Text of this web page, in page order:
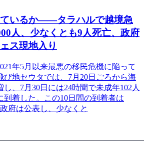
いるか——タラハルで越境急
人、少なくとも9人死亡、政府
ス現地入り
年5月以来最悪の移民危機に陥って
び地セウタでは、7月20日ごろから海
、7月30日には24時間で未成年102人
到着した。この10日間の到着者は
府は公表し、少なくと